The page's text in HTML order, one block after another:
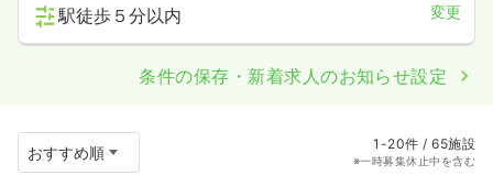
駅徒歩５分以内 変更
条件の保存・新着求人のお知らせ設定
1-20件 / 65施設
※一時募集休止中を含む